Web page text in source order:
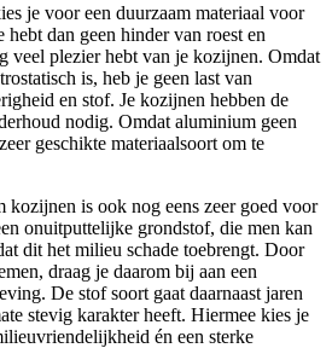
je voor een duurzaam materiaal voor
dan geen hinder van roest en
veel plezier hebt van je kozijnen. Omdat
is, heb je geen last van
en stof. Je kozijnen hebben de
nodig. Omdat aluminium geen
geschikte materiaalsoort om te
kozijnen is ook nog eens zeer goed voor
onuitputtelijke grondstof, die men kan
dit het milieu schade toebrengt. Door
draag je daarom bij aan een
De stof soort gaat daarnaast jaren
stevig karakter heeft. Hiermee kies je
én een sterke